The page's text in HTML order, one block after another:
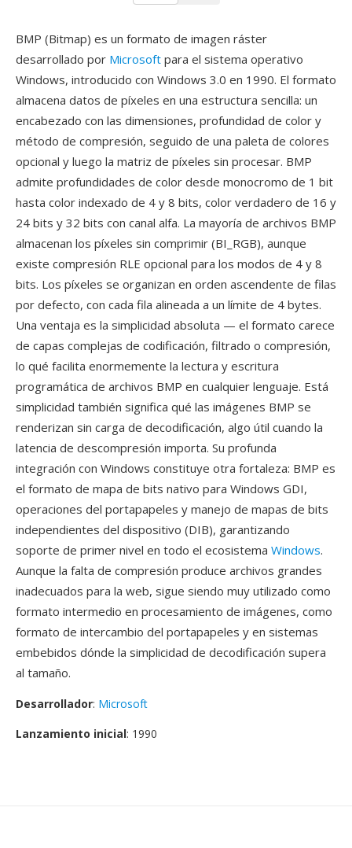
BMP (Bitmap) es un formato de imagen ráster
desarrollado por Microsoft para el sistema operativo
Windows, introducido con Windows 3.0 en 1990. El formato
almacena datos de píxeles en una estructura sencilla: un
encabezado con las dimensiones, profundidad de color y
método de compresión, seguido de una paleta de colores
opcional y luego la matriz de píxeles sin procesar. BMP
admite profundidades de color desde monocromo de 1 bit
hasta color indexado de 4 y 8 bits, color verdadero de 16 y
24 bits y 32 bits con canal alfa. La mayoría de archivos BMP
almacenan los píxeles sin comprimir (BI_RGB), aunque
existe compresión RLE opcional para los modos de 4 y 8
bits. Los píxeles se organizan en orden ascendente de filas
por defecto, con cada fila alineada a un límite de 4 bytes.
Una ventaja es la simplicidad absoluta — el formato carece
de capas complejas de codificación, filtrado o compresión,
lo qué facilita enormemente la lectura y escritura
programática de archivos BMP en cualquier lenguaje. Está
simplicidad también significa qué las imágenes BMP se
renderizan sin carga de decodificación, algo útil cuando la
latencia de descompresión importa. Su profunda
integración con Windows constituye otra fortaleza: BMP es
el formato de mapa de bits nativo para Windows GDI,
operaciones del portapapeles y manejo de mapas de bits
independientes del dispositivo (DIB), garantizando
soporte de primer nivel en todo el ecosistema Windows.
Aunque la falta de compresión produce archivos grandes
inadecuados para la web, sigue siendo muy utilizado como
formato intermedio en procesamiento de imágenes, como
formato de intercambio del portapapeles y en sistemas
embebidos dónde la simplicidad de decodificación supera
al tamaño.
Desarrollador: Microsoft
Lanzamiento inicial: 1990